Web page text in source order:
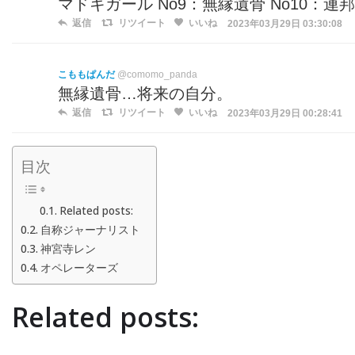
マドキガール No9：無縁遺骨 No10：連
返信 リツイート いいね 2023年03月29日 03:30:08
こももぱんだ @comomo_panda
無縁遺骨…将来の自分。
返信 リツイート いいね 2023年03月29日 00:28:41
目次
Related posts:
自称ジャーナリスト
神宮寺レン
オペレーターズ
Related posts: